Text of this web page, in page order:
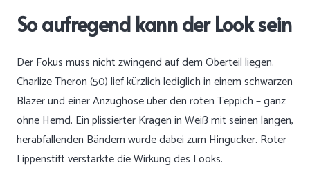
So aufregend kann der Look sein
Der Fokus muss nicht zwingend auf dem Oberteil liegen.
Charlize Theron (50) lief kürzlich lediglich in einem schwarzen
Blazer und einer Anzughose über den roten Teppich – ganz
ohne Hemd. Ein plissierter Kragen in Weiß mit seinen langen,
herabfallenden Bändern wurde dabei zum Hingucker. Roter
Lippenstift verstärkte die Wirkung des Looks.